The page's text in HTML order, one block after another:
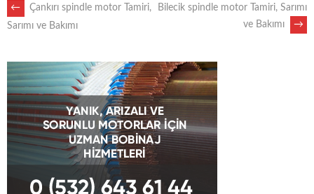
POST
NAVIGATION
←
Çankırı spindle motor Tamiri,
Sarımı ve Bakımı
Bilecik spindle motor Tamiri, Sarımı
ve Bakımı
→